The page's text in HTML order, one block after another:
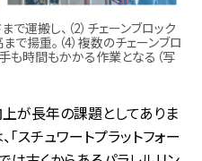
で運搬し、（2）チェーンブロック
で揚重。（4）複数のチェーンブロ
も時間もかかる作業となる（写
が長年の課題としてありま
スチュワートプラットフォー